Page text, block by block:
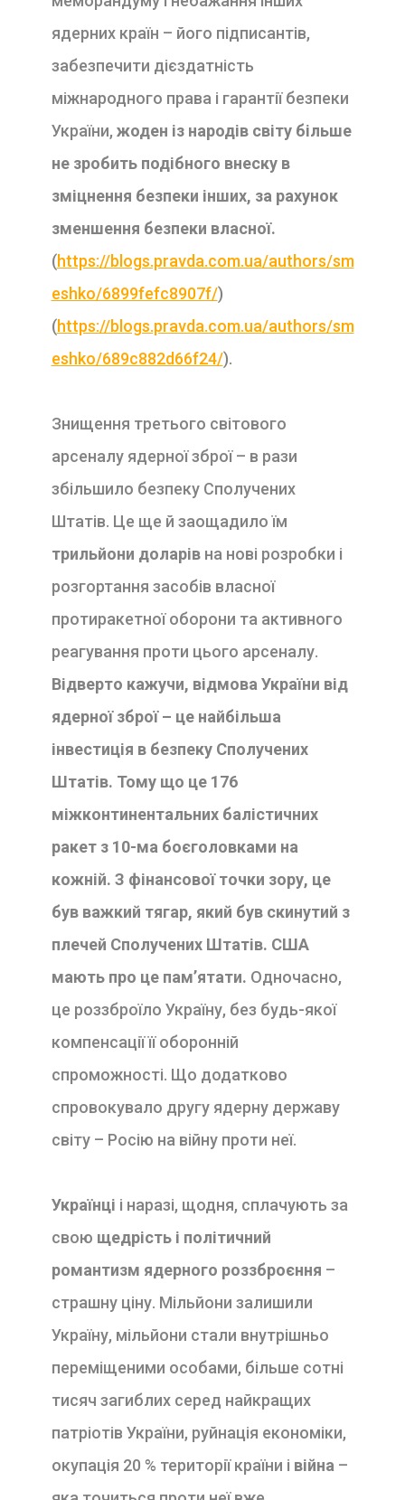
ядерних країн – його підписантів,
забезпечити дієздатність
міжнародного права і гарантії безпеки
України, жоден із народів світу більше
не зробить подібного внеску в
зміцнення безпеки інших, за рахунок
зменшення безпеки власної.
(https://blogs.pravda.com.ua/authors/sm
eshko/6899fefc8907f/)
(https://blogs.pravda.com.ua/authors/sm
eshko/689c882d66f24/).
Знищення третього світового
арсеналу ядерної зброї – в рази
збільшило безпеку Сполучених
Штатів. Це ще й заощадило їм
трильйони доларівна нові розробки і
розгортання засобів власної
протиракетної оборони та активного
реагування проти цього арсеналу.
Відверто кажучи, відмова України від
ядерної зброї – це найбільша
інвестиція в безпеку Сполучених
Штатів. Тому що це 176
міжконтинентальних балістичних
ракет з 10-ма боєголовками на
кожній. З фінансової точки зору, це
був важкий тягар, який був скинутий з
плечей Сполучених Штатів. США
мають про це пам’ятати. Одночасно,
це роззброїло Україну, без будь-якої
компенсації її оборонній
спроможності. Що додатково
спровокувало другу ядерну державу
світу – Росію на війну проти неї.
Українці і наразі, щодня, сплачують за
свою щедрість і політичний
романтизм ядерного роззброєння –
страшну ціну. Мільйони залишили
Україну, мільйони стали внутрішньо
переміщеними особами, більше сотні
тисяч загиблих серед найкращих
патріотів України, руйнація економіки,
окупація 20 % території країни і війна –